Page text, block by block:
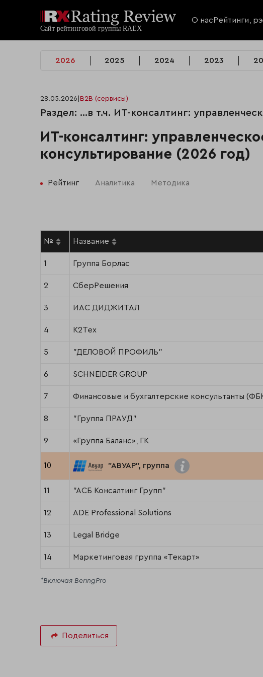
О нас Рейтинги,
2026 2025 2024 2023
28.05.2026 B2B (сервисы)
Раздел: …в т.ч. ИТ-консалтинг:
ИТ-консалтинг:
консультирование (2026 год)
Рейтинг Аналитика Методика
№ Название
1 Группа Борлас
2 СберРешения
3 ИАС ДИДЖИТАЛ
4 К2Тех
5 "ДЕЛОВОЙ ПРОФИЛЬ"
6 SCHNEIDER GROUP
7 Финансовые и бухгалтерские консультанты
8 "Группа ПРАУД"
9 «Группа Баланс», ГК
10 "АВУАР", группа
11 "АСБ Консалтинг Групп"
12 ADE Professional Solutions
13 Legal Bridge
14 Маркетинговая группа «Текарт»
*Включая BeringPro
Поделиться